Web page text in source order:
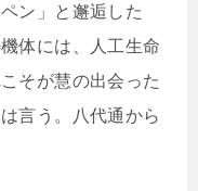
ン」と邂逅した
体には、人工生命
そが慧の出会った
言う。八代通から